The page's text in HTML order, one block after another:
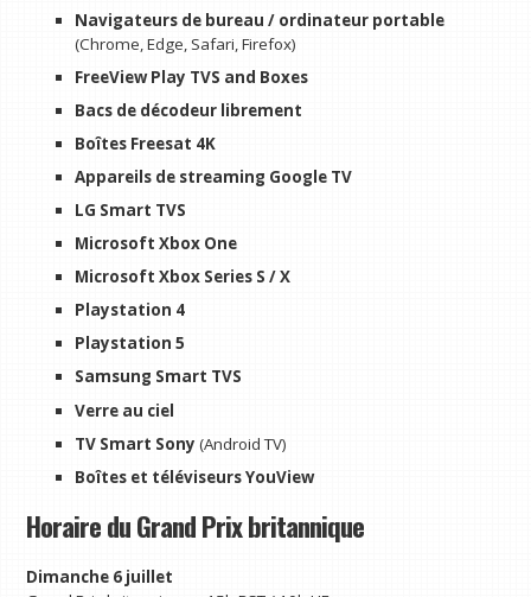
Navigateurs de bureau / ordinateur portable
(Chrome, Edge, Safari, Firefox)
FreeView Play TVS and Boxes
Bacs de décodeur librement
Boîtes Freesat 4K
Appareils de streaming Google TV
LG Smart TVS
Microsoft Xbox One
Microsoft Xbox Series S / X
Playstation 4
Playstation 5
Samsung Smart TVS
Verre au ciel
TV Smart Sony (Android TV)
Boîtes et téléviseurs YouView
Horaire du Grand Prix britannique
Dimanche 6 juillet